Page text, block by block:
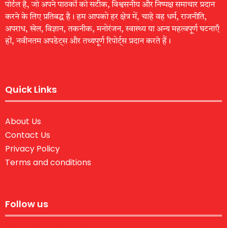
पोर्टल है, जो अपने पाठकों को सटीक, विश्वसनीय और निष्पक्ष समाचार प्रदान
करने के लिए प्रतिबद्ध है। हम आपको हर क्षेत्र में, चाहे वह धर्म, राजनीति,
अपराध, खेल, विज्ञान, तकनीक, मनोरंजन, स्वास्थ्य या अन्य महत्वपूर्ण घटनाएँ
हों, नवीनतम अपडेट्स और तथ्यपूर्ण रिपोर्ट्स प्रदान करते हैं।
Quick Links
About Us
Contact Us
Privacy Policy
Terms and conditions
Follow us